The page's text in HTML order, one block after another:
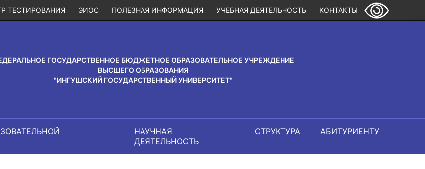
КОНТАКТЫ
УЧЕБНАЯ ДЕЯТЕЛЬНОСТЬ
ПОЛЕЗНАЯ ИНФОРМАЦИЯ
ЭИОС
ТЕСТИРОВАНИЯ
ГОСУДАРСТВЕННОЕ БЮДЖЕТНОЕ ОБРАЗОВАТЕЛЬНОЕ УЧРЕЖДЕНИЕ
ВЫСШЕГО ОБРАЗОВАНИЯ
"ИНГУШСКИЙ ГОСУДАРСТВЕННЫЙ УНИВЕРСИТЕТ"
НАУЧНАЯ
ДЕЯТЕЛЬНОСТЬ
СТРУКТУРА АБИТУРИЕНТУ